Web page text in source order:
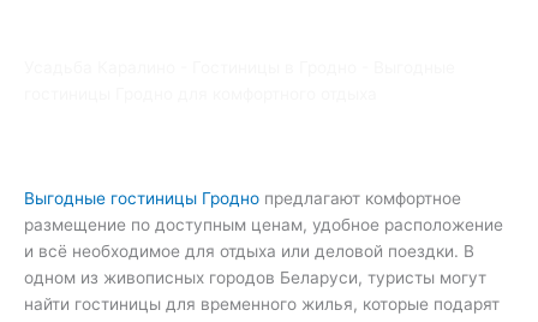
Выгодные гостиницы Гродно предлагают комфортное
размещение по доступным ценам, удобное расположение
и всё необходимое для отдыха или деловой поездки. В
одном из живописных городов Беларуси, туристы могут
найти гостиницы для временного жилья, которые подарят